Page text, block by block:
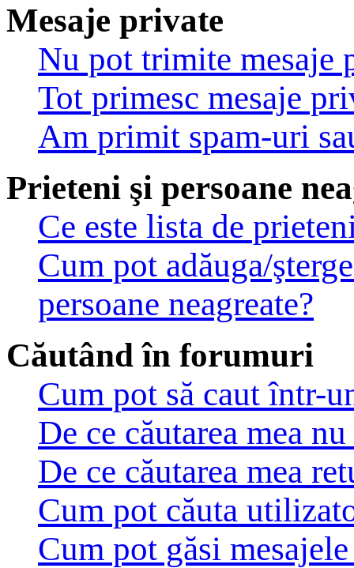
Mesaje private
Nu pot trimite mesaje
Tot primesc mesaje
Am primit spam-uri
Prieteni şi persoane
Ce este lista de
Cum pot adăuga/
persoane neagreate?
Căutând în forumuri
Cum pot să caut într-
De ce căutarea mea
De ce căutarea mea
Cum pot căuta
Cum pot găsi